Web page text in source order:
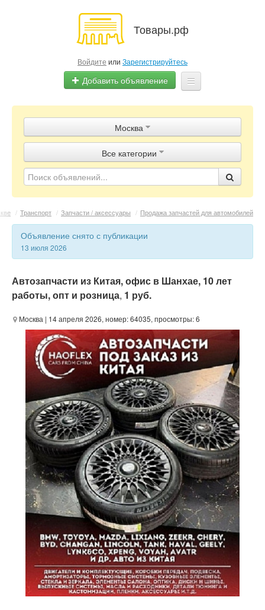
Товары.рф
Войдите или Зарегистрируйтесь
Добавить объявление
Объявления
Магазины
Контакты
Москва
Все категории
/ Транспорт / Запчасти / аксессуары / Продажа запчастей для автомобилей
Объявление снято с публикации
13 июля 2026
Автозапчасти из Китая, офис в Шанхае, 10 лет
работы, опт и розница, 1 руб.
Москва | 14 апреля 2026, номер: 64035, просмотры: 6